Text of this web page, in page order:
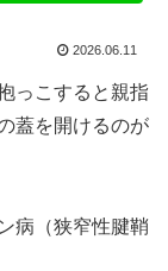
2026.06.11
っこすると親指
蓋を開けるのが
病（狭窄性腱鞘